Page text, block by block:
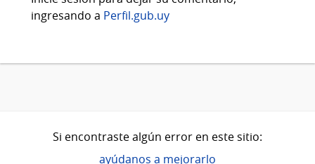
ingresando a Perfil.gub.uy
Si encontraste algún error en este sitio:
ayúdanos a mejorarlo